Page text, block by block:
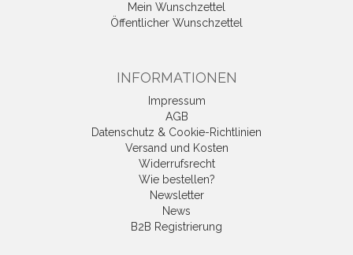
Mein Wunschzettel
Öffentlicher Wunschzettel
INFORMATIONEN
Impressum
AGB
Datenschutz & Cookie-Richtlinien
Versand und Kosten
Widerrufsrecht
Wie bestellen?
Newsletter
News
B2B Registrierung